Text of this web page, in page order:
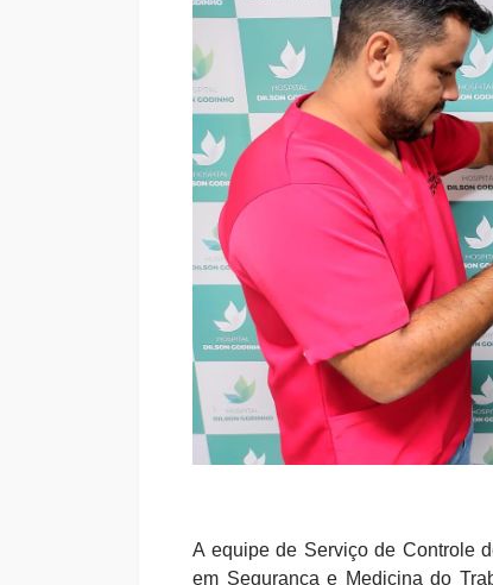
A equipe de Serviço de Controle
em Segurança e Medicina do